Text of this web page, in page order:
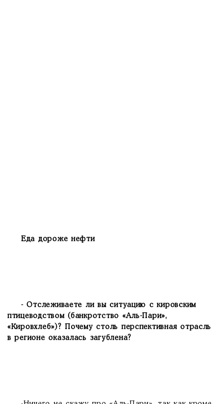
Еда дороже нефти
- Отслеживаете ли вы ситуацию с кировским
птицеводством (банкротство «Аль-Пари»,
«Кировхлеб»)? Почему столь перспективная отрасль
в регионе оказалась загублена?